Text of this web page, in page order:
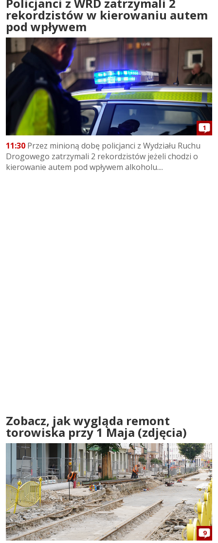
Policjanci z WRD zatrzymali 2
rekordzistów w kierowaniu autem
pod wpływem
1
11:30 Przez minioną dobę policjanci z Wydziału Ruchu
Drogowego zatrzymali 2 rekordzistów jeżeli chodzi o
kierowanie autem pod wpływem alkoholu....
Zobacz, jak wygląda remont
torowiska przy 1 Maja (zdjęcia)
9